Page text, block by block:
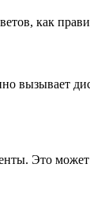
как
вызывает
Это